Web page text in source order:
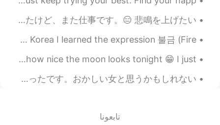
yuri
2020.07.25 06:11
❤️❤️❤️
LLENIVRA
TL
EN
昨日は13時間ぐらい仕事しました！帰ったあと、そんなに疲れなかったけど、今、起きたばかりなのに、もう疲れてる。😵‍💫やばい。 今日は休みだと思ったけど、また仕事です。😑 悲鳴を上げたい！😖😖😖
The sky was on fire this morning.. During my vacation in Korea I learned the expression 불금 (Fire ...
Just a quick post for the night. Just thought I'd share how nice the moon looks tonight 😁 I just ...
ストーンヘンジはロンドンからちょっと遠いから、行けなかったと思ってたけど、行けました！ツアーには日本人がたくさんいました。話したかったけど、とても恥ずかしかったです。おかしい女と思うかもしれない...
تابعونا